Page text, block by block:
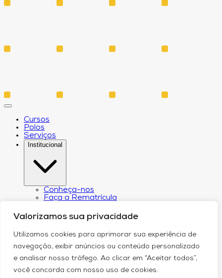
Valorizamos sua privacidade
Utilizamos cookies para aprimorar sua experiência de
navegação, exibir anúncios ou conteúdo personalizado
e analisar nosso tráfego. Ao clicar em “Aceitar todos”,
você concorda com nosso uso de cookies.
Cursos
Polos
Serviços
Institucional
Conheça-nos
Faça a Rematrícula
Estatuto e Regimento
Regulamento Extraordinário Aproveitamento
Política de Privacidade
Egressos
Núcleo de Prática Jurídica
Revistas